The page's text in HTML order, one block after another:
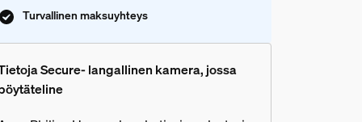
Turvallinen maksuyhteys
Secure- langallinen kamera, jossa